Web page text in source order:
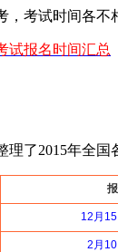
试时间各不
试报名时间汇总
2015年全国
12月
2月